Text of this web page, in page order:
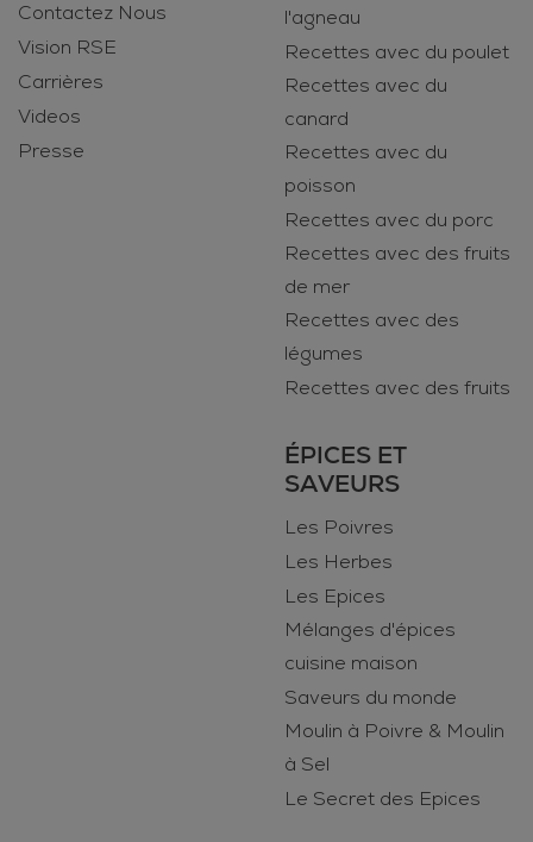
Contactez Nous
Vision RSE
Carrières
Videos
Presse
l'agneau
Recettes avec du poulet
Recettes avec du
canard
Recettes avec du
poisson
Recettes avec du porc
Recettes avec des fruits
de mer
Recettes avec des
légumes
Recettes avec des fruits
ÉPICES ET
SAVEURS
Les Poivres
Les Herbes
Les Epices
Mélanges d'épices
cuisine maison
Saveurs du monde
Moulin à Poivre & Moulin
à Sel
Le Secret des Epices